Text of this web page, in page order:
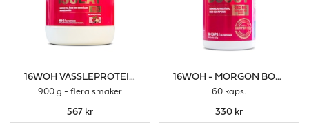
16WOH VASSLEPROTEINISOLAT
900 g - flera smaker
567 kr
16WOH - MORGON BOOST
60 kaps.
330 kr